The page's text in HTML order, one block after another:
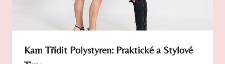
Kam Třídit Polystyren: Praktické a Stylové